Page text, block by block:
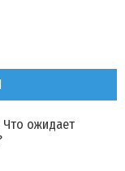
Что ожидает